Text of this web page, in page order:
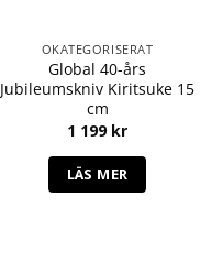
OKATEGORISERAT
Global 40-års
Jubileumskniv Kiritsuke 15
cm
1 199 kr
LÄS MER